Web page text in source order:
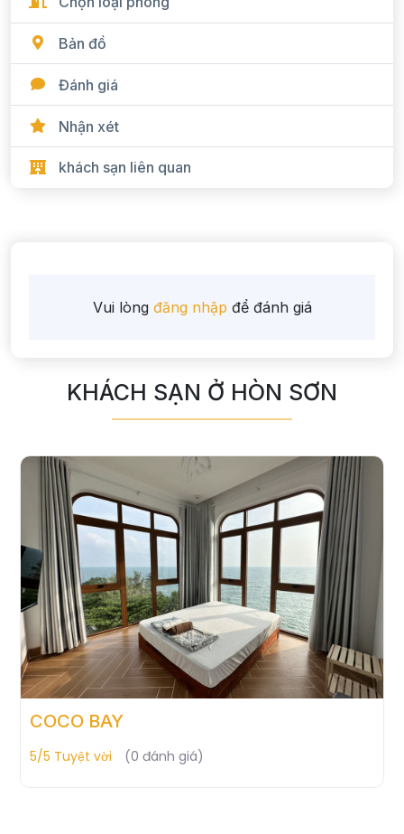
Bản đồ
Đánh giá
Nhận xét
khách sạn liên quan
Vui lòngđăng nhập để đánh giá
KHÁCH SẠN Ở HÒN SƠN
COCO BAY
5/5 Tuyệt vời (0 đánh giá)